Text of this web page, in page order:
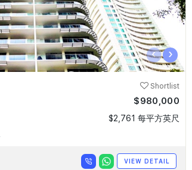
‹ ›
Shortlist
$980,000
$2,761 每平方英尺
VIEW DETAIL